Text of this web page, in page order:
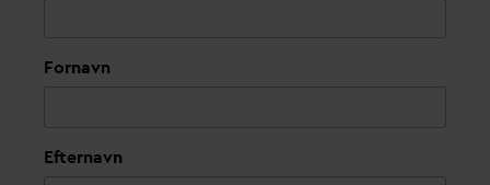
Fornavn
Efternavn